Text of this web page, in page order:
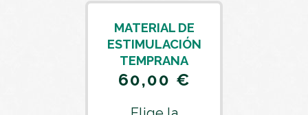
MATERIAL DE
ESTIMULACIÓN
TEMPRANA
60,00 €